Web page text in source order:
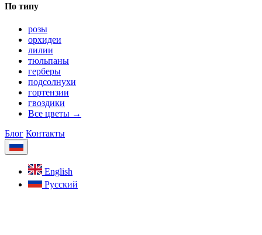
По типу
розы
орхидеи
лилии
тюльпаны
герберы
подсолнухи
гортензии
гвоздики
Все цветы →
Блог Контакты
English
Русский